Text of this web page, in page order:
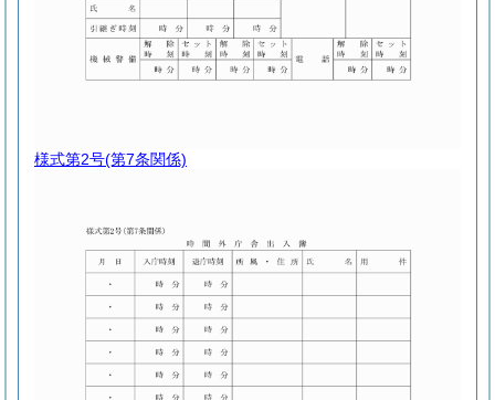
様式第2号(第7条関係)